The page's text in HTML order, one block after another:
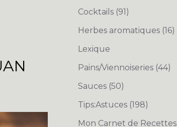
Cocktails (91)
Herbes aromatiques (16)
Lexique
Pains/Viennoiseries (44)
Sauces (50)
Tips:Astuces (198)
Mon Carnet de Recettes